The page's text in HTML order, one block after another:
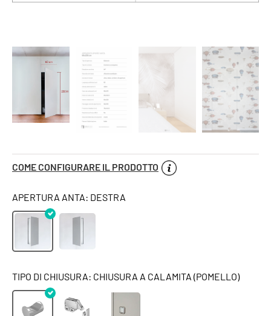
COME CONFIGURARE IL PRODOTTO
APERTURA ANTA: DESTRA
TIPO DI CHIUSURA: CHIUSURA A CALAMITA (POMELLO)